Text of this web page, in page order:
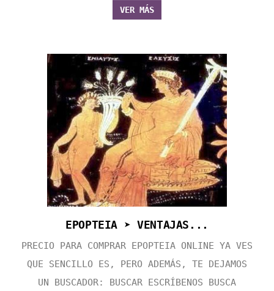
VER MÁS
EPOPTEIA ➤ VENTAJAS...
PRECIO PARA COMPRAR EPOPTEIA ONLINE YA VES
QUE SENCILLO ES, PERO ADEMÁS, TE DEJAMOS
UN BUSCADOR: BUSCAR ESCRÍBENOS BUSCA